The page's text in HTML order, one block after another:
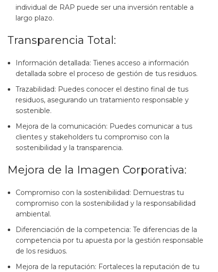
individual de RAP puede ser una inversión rentable a
largo plazo.
Transparencia Total:
Información detallada: Tienes acceso a información
detallada sobre el proceso de gestión de tus residuos.
Trazabilidad: Puedes conocer el destino final de tus
residuos, asegurando un tratamiento responsable y
sostenible.
Mejora de la comunicación: Puedes comunicar a tus
clientes y stakeholders tu compromiso con la
sostenibilidad y la transparencia.
Mejora de la Imagen Corporativa:
Compromiso con la sostenibilidad: Demuestras tu
compromiso con la sostenibilidad y la responsabilidad
ambiental.
Diferenciación de la competencia: Te diferencias de la
competencia por tu apuesta por la gestión responsable
de los residuos.
Mejora de la reputación: Fortaleces la reputación de tu